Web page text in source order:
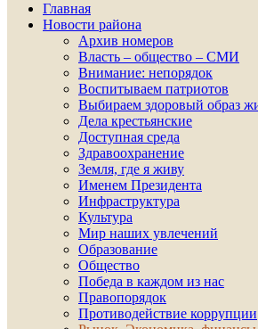
Главная
Новости района
Архив номеров
Власть – общество – СМИ
Внимание: непорядок
Воспитываем патриотов
Выбираем здоровый образ
Дела крестьянские
Доступная среда
Здравоохранение
Земля, где я живу
Именем Президента
Инфраструктура
Культура
Мир наших увлечений
Образование
Общество
Победа в каждом из нас
Правопорядок
Противодействие коррупции